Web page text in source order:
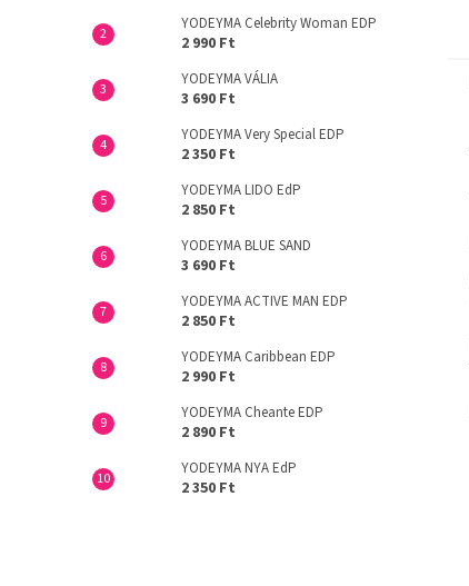
YODEYMA Celebrity Woman EDP
2 990 Ft
YODEYMA VÁLIA
3 690 Ft
YODEYMA Very Special EDP
2 350 Ft
YODEYMA LIDO EdP
2 850 Ft
YODEYMA BLUE SAND
3 690 Ft
YODEYMA ACTIVE MAN EDP
2 850 Ft
YODEYMA Caribbean EDP
2 990 Ft
YODEYMA Cheante EDP
2 890 Ft
YODEYMA NYA EdP
2 350 Ft